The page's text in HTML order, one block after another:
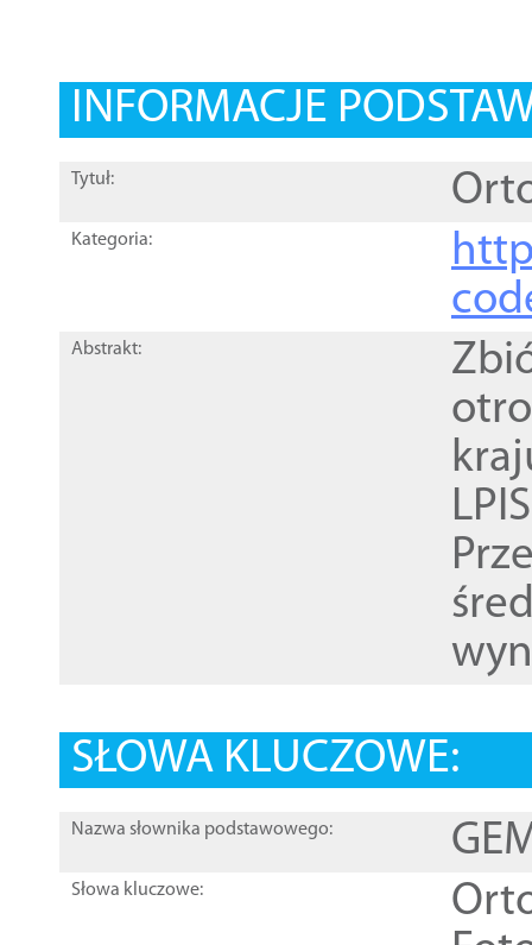
INFORMACJE
Tytuł:
Kategoria:
Abstrakt:
SŁOWA KLUCZOWE:
Nazwa słownika podstawowego:
Słowa kluczowe: